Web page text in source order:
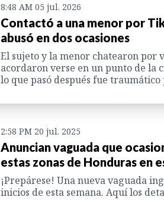
8:48 AM 05 jul. 2026
Contactó a una menor por
abusó en dos ocasiones
El sujeto y la menor chatearon por
acordaron verse en un punto de la
lo que pasó después fue traumático
2:58 PM 20 jul. 2025
Anuncian vaguada que
estas zonas de Honduras en
¡Prepárese! Una nueva vaguada
inicios de esta semana. Aquí los